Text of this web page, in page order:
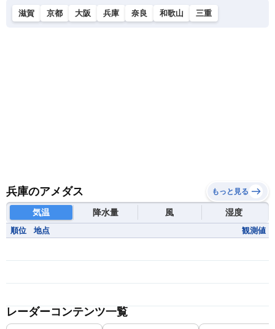
滋賀 京都 大阪 兵庫 奈良 和歌山 三重
兵庫のアメダス もっと見る
気温 降水量 風 湿度
順位 地点 観測値
レーダーコンテンツ一覧